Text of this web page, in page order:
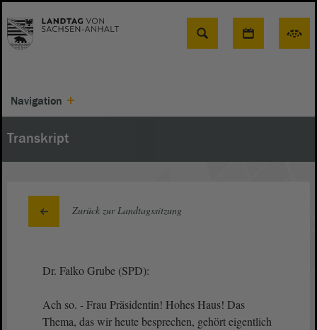
Suche
Navigation
Transkript
Zurück zur Landtagssitzung
Dr. Falko Grube (SPD):
Ach so. - Frau Präsidentin! Hohes Haus! Das
Thema, das wir heute besprechen, gehört eigentlich